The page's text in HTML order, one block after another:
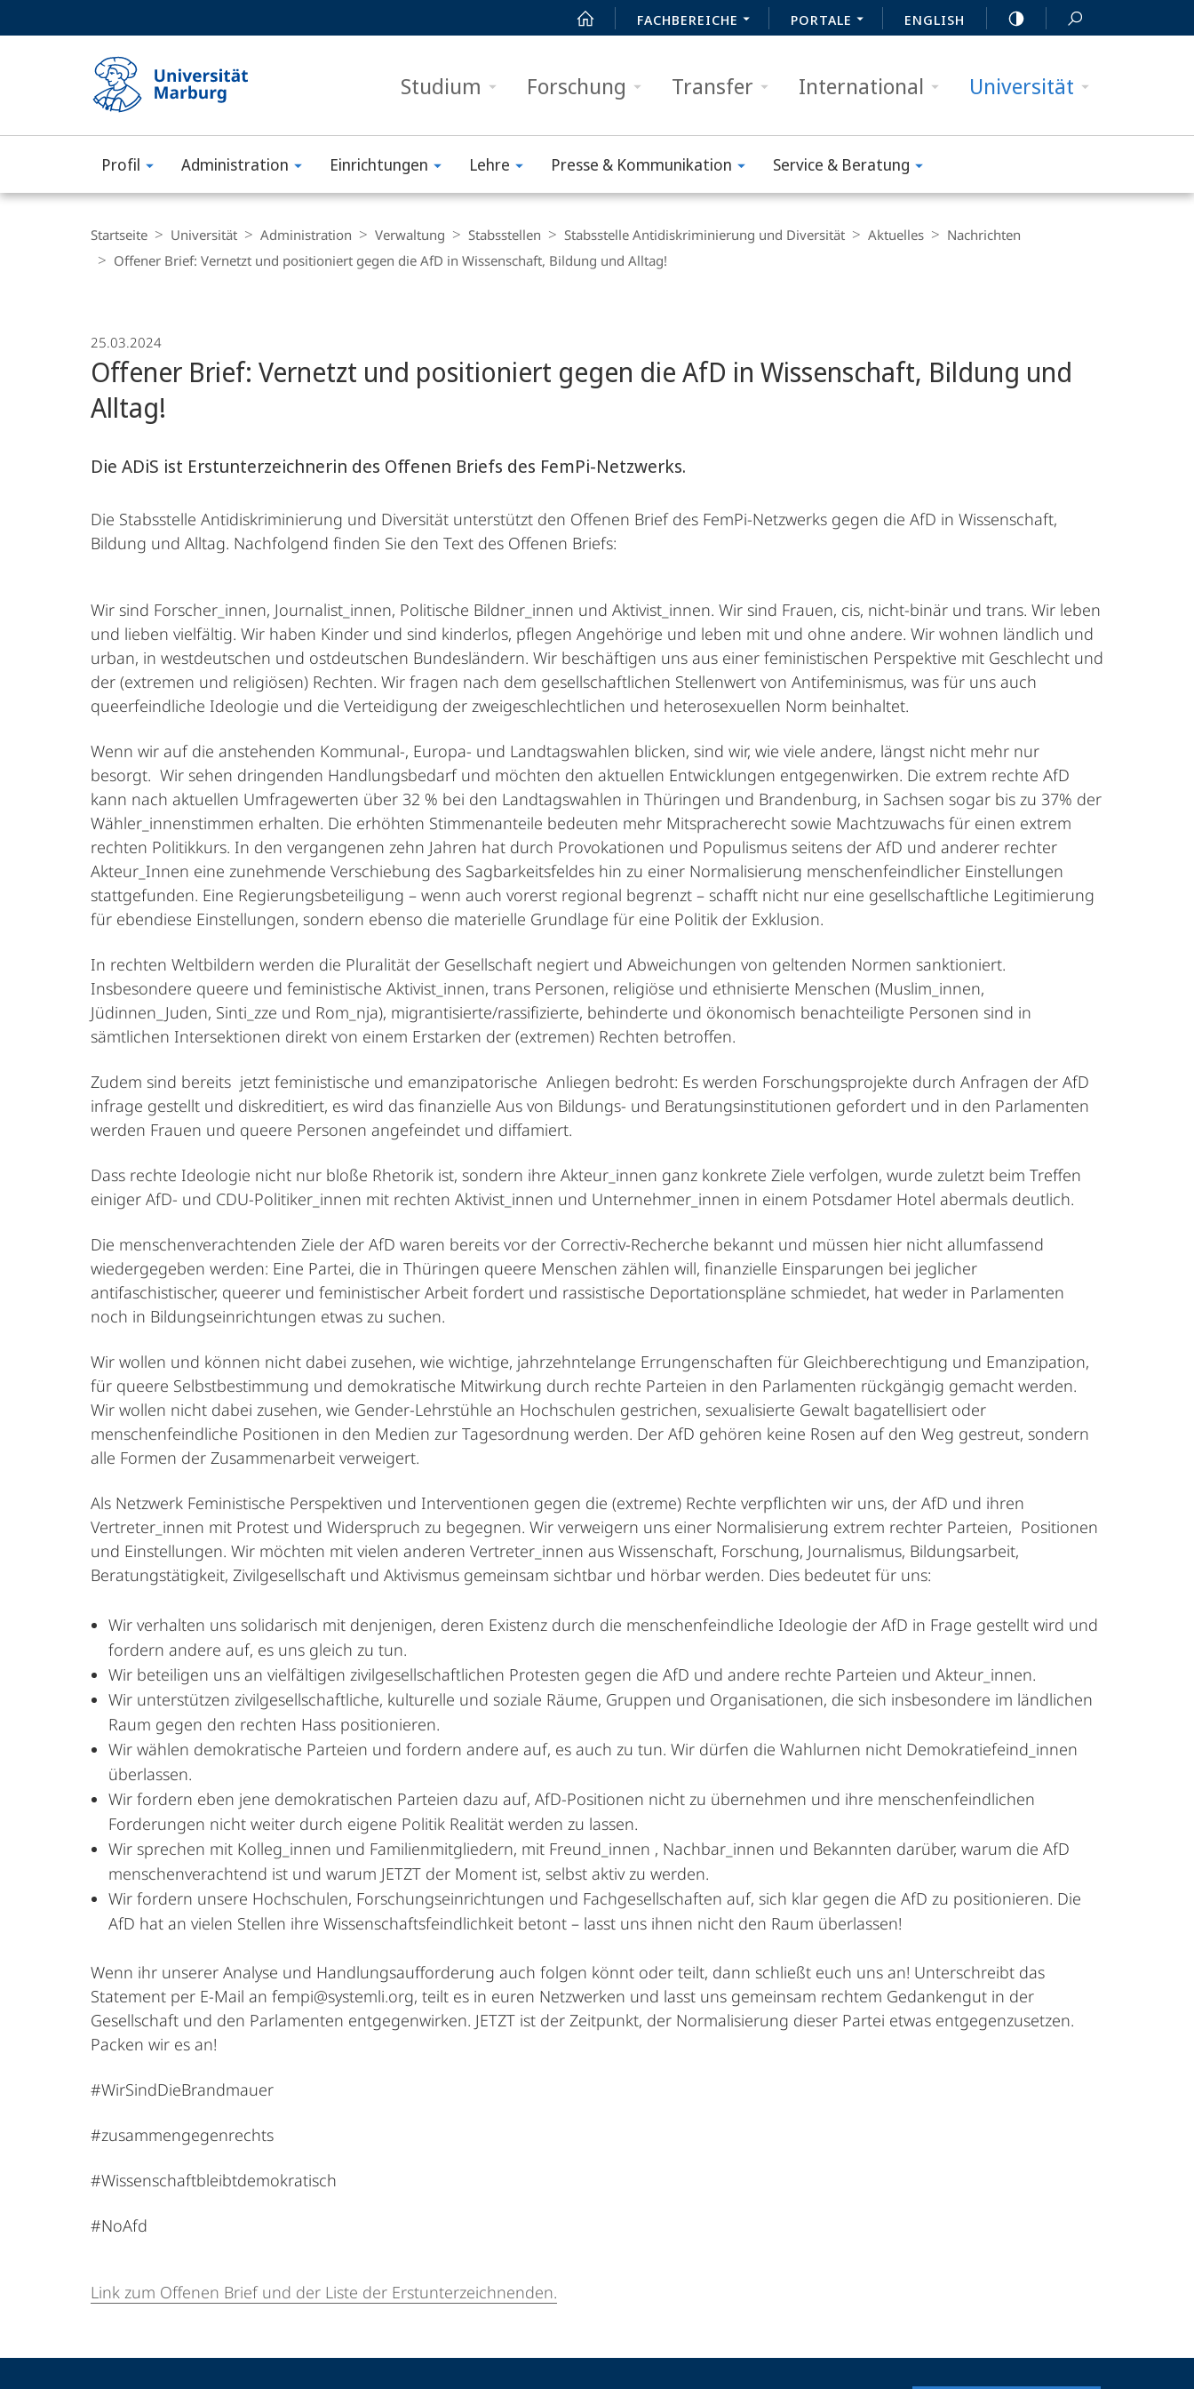
FACHBEREICHE PORTALE ENGLISH
Studium Forschung Transfer International Universität
Philipps-
Universität
Marburg
Profil Administration Einrichtungen Lehre Presse & Kommunikation Service & Beratung
Navigation
Startseite Universität Administration Verwaltung Stabsstellen Stabsstelle Antidiskriminierung und Diversität Aktuelles
Nachrichten
Offener Brief: Vernetzt und positioniert gegen die AfD in Wissenschaft, Bildung und Alltag!
25.03.2024
Offener Brief: Vernetzt und positioniert gegen die AfD in Wissenschaft, Bildung und
Alltag!
Die ADiS ist Erstunterzeichnerin des Offenen Briefs des FemPi-Netzwerks.
Die Stabsstelle Antidiskriminierung und Diversität unterstützt den Offenen Brief des FemPi-Netzwerks gegen die AfD in Wissenschaft,
Bildung und Alltag. Nachfolgend finden Sie den Text des Offenen Briefs:
Wir sind Forscher_innen, Journalist_innen, Politische Bildner_innen und Aktivist_innen. Wir sind Frauen, cis, nicht-binär und trans. Wir leben
und lieben vielfältig. Wir haben Kinder und sind kinderlos, pflegen Angehörige und leben mit und ohne andere. Wir wohnen ländlich und
urban, in westdeutschen und ostdeutschen Bundesländern. Wir beschäftigen uns aus einer feministischen Perspektive mit Geschlecht und
der (extremen und religiösen) Rechten. Wir fragen nach dem gesellschaftlichen Stellenwert von Antifeminismus, was für uns auch
queerfeindliche Ideologie und die Verteidigung der zweigeschlechtlichen und heterosexuellen Norm beinhaltet.
Wenn wir auf die anstehenden Kommunal-, Europa- und Landtagswahlen blicken, sind wir, wie viele andere, längst nicht mehr nur
besorgt. Wir sehen dringenden Handlungsbedarf und möchten den aktuellen Entwicklungen entgegenwirken. Die extrem rechte AfD
kann nach aktuellen Umfragewerten über 32 % bei den Landtagswahlen in Thüringen und Brandenburg, in Sachsen sogar bis zu 37% der
Wähler_innenstimmen erhalten. Die erhöhten Stimmenanteile bedeuten mehr Mitspracherecht sowie Machtzuwachs für einen extrem
rechten Politikkurs. In den vergangenen zehn Jahren hat durch Provokationen und Populismus seitens der AfD und anderer rechter
Akteur_Innen eine zunehmende Verschiebung des Sagbarkeitsfeldes hin zu einer Normalisierung menschenfeindlicher Einstellungen
stattgefunden. Eine Regierungsbeteiligung – wenn auch vorerst regional begrenzt – schafft nicht nur eine gesellschaftliche Legitimierung
für ebendiese Einstellungen, sondern ebenso die materielle Grundlage für eine Politik der Exklusion.
In rechten Weltbildern werden die Pluralität der Gesellschaft negiert und Abweichungen von geltenden Normen sanktioniert.
Insbesondere queere und feministische Aktivist_innen, trans Personen, religiöse und ethnisierte Menschen (Muslim_innen,
Jüdinnen_Juden, Sinti_zze und Rom_nja), migrantisierte/rassifizierte, behinderte und ökonomisch benachteiligte Personen sind in
sämtlichen Intersektionen direkt von einem Erstarken der (extremen) Rechten betroffen.
Zudem sind bereits jetzt feministische und emanzipatorische Anliegen bedroht: Es werden Forschungsprojekte durch Anfragen der AfD
infrage gestellt und diskreditiert, es wird das finanzielle Aus von Bildungs- und Beratungsinstitutionen gefordert und in den Parlamenten
werden Frauen und queere Personen angefeindet und diffamiert.
Dass rechte Ideologie nicht nur bloße Rhetorik ist, sondern ihre Akteur_innen ganz konkrete Ziele verfolgen, wurde zuletzt beim Treffen
einiger AfD- und CDU-Politiker_innen mit rechten Aktivist_innen und Unternehmer_innen in einem Potsdamer Hotel abermals deutlich.
Die menschenverachtenden Ziele der AfD waren bereits vor der Correctiv-Recherche bekannt und müssen hier nicht allumfassend
wiedergegeben werden: Eine Partei, die in Thüringen queere Menschen zählen will, finanzielle Einsparungen bei jeglicher
antifaschistischer, queerer und feministischer Arbeit fordert und rassistische Deportationspläne schmiedet, hat weder in Parlamenten
noch in Bildungseinrichtungen etwas zu suchen.
Wir wollen und können nicht dabei zusehen, wie wichtige, jahrzehntelange Errungenschaften für Gleichberechtigung und Emanzipation,
für queere Selbstbestimmung und demokratische Mitwirkung durch rechte Parteien in den Parlamenten rückgängig gemacht werden.
Wir wollen nicht dabei zusehen, wie Gender-Lehrstühle an Hochschulen gestrichen, sexualisierte Gewalt bagatellisiert oder
menschenfeindliche Positionen in den Medien zur Tagesordnung werden. Der AfD gehören keine Rosen auf den Weg gestreut, sondern
alle Formen der Zusammenarbeit verweigert.
Als Netzwerk Feministische Perspektiven und Interventionen gegen die (extreme) Rechte verpflichten wir uns, der AfD und ihren
Vertreter_innen mit Protest und Widerspruch zu begegnen. Wir verweigern uns einer Normalisierung extrem rechter Parteien, Positionen
und Einstellungen. Wir möchten mit vielen anderen Vertreter_innen aus Wissenschaft, Forschung, Journalismus, Bildungsarbeit,
Beratungstätigkeit, Zivilgesellschaft und Aktivismus gemeinsam sichtbar und hörbar werden. Dies bedeutet für uns:
Wir verhalten uns solidarisch mit denjenigen, deren Existenz durch die menschenfeindliche Ideologie der AfD in Frage gestellt wird und
fordern andere auf, es uns gleich zu tun.
Wir beteiligen uns an vielfältigen zivilgesellschaftlichen Protesten gegen die AfD und andere rechte Parteien und Akteur_innen.
Wir unterstützen zivilgesellschaftliche, kulturelle und soziale Räume, Gruppen und Organisationen, die sich insbesondere im ländlichen
Raum gegen den rechten Hass positionieren.
Wir wählen demokratische Parteien und fordern andere auf, es auch zu tun. Wir dürfen die Wahlurnen nicht Demokratiefeind_innen
überlassen.
Wir fordern eben jene demokratischen Parteien dazu auf, AfD-Positionen nicht zu übernehmen und ihre menschenfeindlichen
Forderungen nicht weiter durch eigene Politik Realität werden zu lassen.
Wir sprechen mit Kolleg_innen und Familienmitgliedern, mit Freund_innen , Nachbar_innen und Bekannten darüber, warum die AfD
menschenverachtend ist und warum JETZT der Moment ist, selbst aktiv zu werden.
Wir fordern unsere Hochschulen, Forschungseinrichtungen und Fachgesellschaften auf, sich klar gegen die AfD zu positionieren. Die
AfD hat an vielen Stellen ihre Wissenschaftsfeindlichkeit betont – lasst uns ihnen nicht den Raum überlassen!
Wenn ihr unserer Analyse und Handlungsaufforderung auch folgen könnt oder teilt, dann schließt euch uns an! Unterschreibt das
Statement per E-Mail an fempi@systemli.org, teilt es in euren Netzwerken und lasst uns gemeinsam rechtem Gedankengut in der
Gesellschaft und den Parlamenten entgegenwirken. JETZT ist der Zeitpunkt, der Normalisierung dieser Partei etwas entgegenzusetzen.
Packen wir es an!
#WirSindDieBrandmauer
#zusammengegenrechts
#Wissenschaftbleibtdemokratisch
#NoAfd
Link zum Offenen Brief und der Liste der Erstunterzeichnenden.